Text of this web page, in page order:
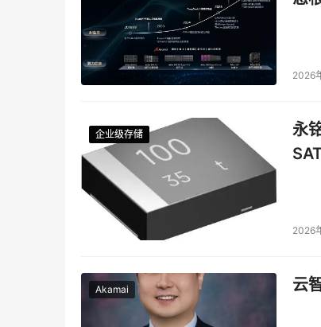
一站式内容审核、智能检索服务，为数据
力，既是服务于AIGC，也是基于AIGC，
标签，智能的搜索，包括评分，能力有很
最近围绕着AIGC，数据万象发布了新的能
要，因为监管很严，我们这个方案在两个
输入都会做检查，给训练计算为了数据
包括对违禁违法等内容的审核，同时提供
角有一个水印，是明水印，后来出了一个
2026
企业级存储
企业级存储
企业级存储
企业级存储
永
2026
Akamai 云